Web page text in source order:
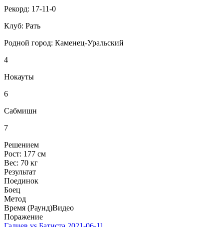
Рекорд: 17-11-0
Клуб: Рать
Родной город: Каменец-Уральский
4
Нокауты
6
Сабмишн
7
Решением
Рост: 177 см
Вес: 70 кг
Результат
Поединок
Боец
Метод
Время (Раунд)Видео
Поражение